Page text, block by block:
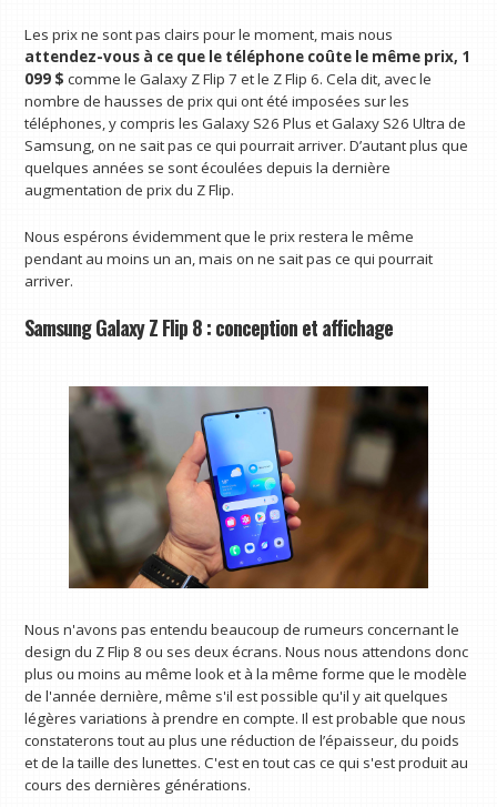
Les prix ne sont pas clairs pour le moment, mais nous
attendez-vous à ce que le téléphone coûte le même prix, 1
099 $ comme le Galaxy Z Flip 7 et le Z Flip 6. Cela dit, avec le
nombre de hausses de prix qui ont été imposées sur les
téléphones, y compris les Galaxy S26 Plus et Galaxy S26 Ultra de
Samsung, on ne sait pas ce qui pourrait arriver. D’autant plus que
quelques années se sont écoulées depuis la dernière
augmentation de prix du Z Flip.
Nous espérons évidemment que le prix restera le même
pendant au moins un an, mais on ne sait pas ce qui pourrait
arriver.
Samsung Galaxy Z Flip 8 : conception et affichage
Nous n'avons pas entendu beaucoup de rumeurs concernant le
design du Z Flip 8 ou ses deux écrans. Nous nous attendons donc
plus ou moins au même look et à la même forme que le modèle
de l'année dernière, même s'il est possible qu'il y ait quelques
légères variations à prendre en compte. Il est probable que nous
constaterons tout au plus une réduction de l’épaisseur, du poids
et de la taille des lunettes. C'est en tout cas ce qui s'est produit au
cours des dernières générations.